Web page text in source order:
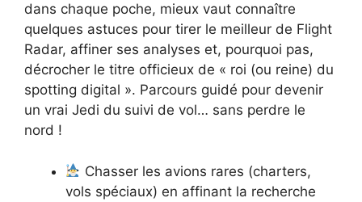
dans chaque poche, mieux vaut connaître
quelques astuces pour tirer le meilleur de Flight
Radar, affiner ses analyses et, pourquoi pas,
décrocher le titre officieux de « roi (ou reine) du
spotting digital ». Parcours guidé pour devenir
un vrai Jedi du suivi de vol… sans perdre le
nord !
Chasser les avions rares (charters,
vols spéciaux) en affinant la recherche